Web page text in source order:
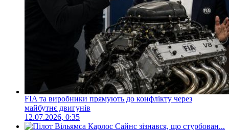
FIA та виробники прямують до конфлікту через
майбутнє двигунів
12.07.2026, 0:35